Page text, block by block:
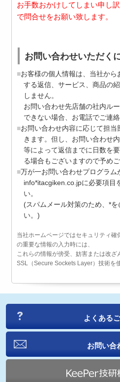
お手数おかけしてしまい申し
で問合せをお願い致します。
お問い合わせいただく
お客様の個人情報は、当社か
する返信、サービス、商品の
しません。
お問い合わせ先店舗の社内ル
できない場合、お電話でご連
お問い合わせ内容に応じて担
きます。但し、お問い合わせ
等によって返信までに日数を
る場合もございますので予めご
万が一お問い合わせプログラム
info*itacgiken.co.jpに必要項目
い。
(スパムメール対策のため、*
い。)
当社ホームページではセキュリティ
の重要な情報の入力時には、
これらの情報が傍受、妨害または改ざ
SSL（Secure Sockets Layer）技術を
よくある
お問い合